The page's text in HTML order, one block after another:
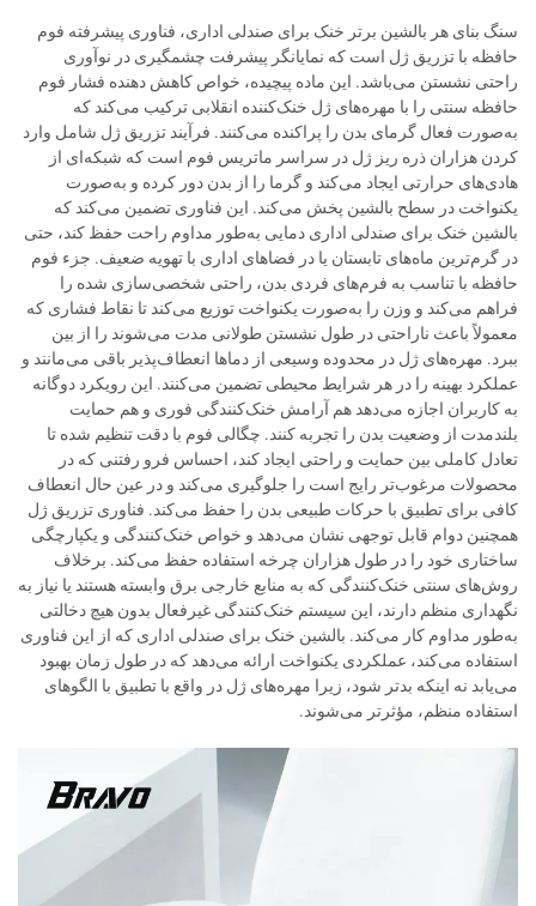
سنگ بنای هر بالشین برتر خنک برای صندلی اداری، فناوری پیشرفته فوم
حافظه با تزریق ژل است که نمایانگر پیشرفت چشمگیری در نوآوری
راحتی نشستن می‌باشد. این ماده پیچیده، خواص کاهش دهنده فشار فوم
حافظه سنتی را با مهره‌های ژل خنک‌کننده انقلابی ترکیب می‌کند که
به‌صورت فعال گرمای بدن را پراکنده می‌کنند. فرآیند تزریق ژل شامل وارد
کردن هزاران ذره ریز ژل در سراسر ماتریس فوم است که شبکه‌ای از
هادی‌های حرارتی ایجاد می‌کند و گرما را از بدن دور کرده و به‌صورت
یکنواخت در سطح بالشین پخش می‌کند. این فناوری تضمین می‌کند که
بالشین خنک برای صندلی اداری دمایی به‌طور مداوم راحت حفظ کند، حتی
در گرم‌ترین ماه‌های تابستان یا در فضاهای اداری با تهویه ضعیف. جزء فوم
حافظه با تناسب به فرم‌های فردی بدن، راحتی شخصی‌سازی شده را
فراهم می‌کند و وزن را به‌صورت یکنواخت توزیع می‌کند تا نقاط فشاری که
معمولاً باعث ناراحتی در طول نشستن طولانی مدت می‌شوند را از بین
ببرد. مهره‌های ژل در محدوده وسیعی از دماها انعطاف‌پذیر باقی می‌مانند و
عملکرد بهینه را در هر شرایط محیطی تضمین می‌کنند. این رویکرد دوگانه
به کاربران اجازه می‌دهد هم آرامش خنک‌کنندگی فوری و هم حمایت
بلندمدت از وضعیت بدن را تجربه کنند. چگالی فوم با دقت تنظیم شده تا
تعادل کاملی بین حمایت و راحتی ایجاد کند، احساس فرو رفتنی که در
محصولات مرغوب‌تر رایج است را جلوگیری می‌کند و در عین حال انعطاف
کافی برای تطبیق با حرکات طبیعی بدن را حفظ می‌کند. فناوری تزریق ژل
همچنین دوام قابل توجهی نشان می‌دهد و خواص خنک‌کنندگی و یکپارچگی
ساختاری خود را در طول هزاران چرخه استفاده حفظ می‌کند. برخلاف
روش‌های سنتی خنک‌کنندگی که به منابع خارجی برق وابسته هستند یا نیاز به
نگهداری منظم دارند، این سیستم خنک‌کنندگی غیرفعال بدون هیچ دخالتی
به‌طور مداوم کار می‌کند. بالشین خنک برای صندلی اداری که از این فناوری
استفاده می‌کند، عملکردی یکنواخت ارائه می‌دهد که در طول زمان بهبود
می‌یابد نه اینکه بدتر شود، زیرا مهره‌های ژل در واقع با تطبیق با الگوهای
استفاده منظم، مؤثرتر می‌شوند.